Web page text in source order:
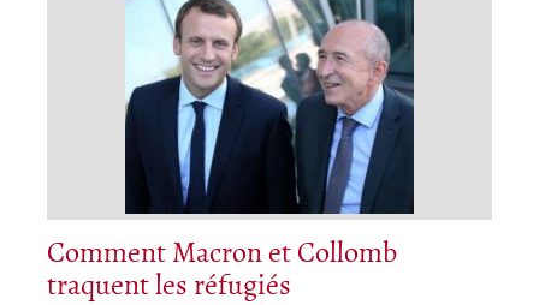
Comment Macron et Collomb
traquent les réfugiés